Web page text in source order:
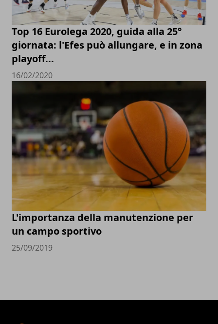
Top 16 Eurolega 2020, guida alla 25°
giornata: l'Efes può allungare, e in zona
playoff...
16/02/2020
L'importanza della manutenzione per
un campo sportivo
25/09/2019